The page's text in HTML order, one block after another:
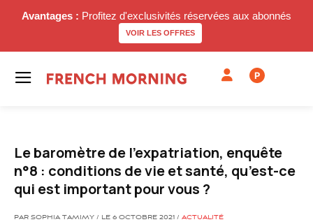
Avantages : Profitez d'exclusivités réservées aux abonnés
VOIR LES OFFRES
P
Le baromètre de l’expatriation, enquête
n°8 : conditions de vie et santé, qu’est-ce
qui est important pour vous ?
PAR SOPHIA TAMIMY / LE 6 OCTOBRE 2021 / ACTUALITÉ